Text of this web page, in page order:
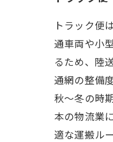
トラック便
通車両や小
るため、陸
通網の整備
秋〜冬の時
本の物流業
適な運搬ル